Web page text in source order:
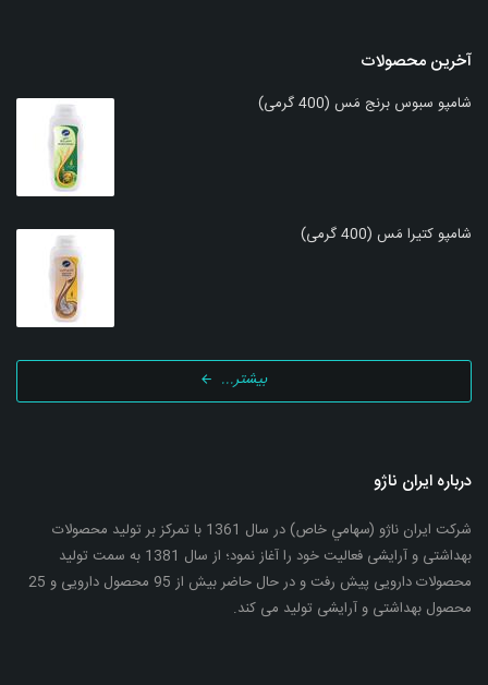
آخرین محصولات
شامپو سبوس برنج مَس (400 گرمی)
شامپو کتیرا مَس (400 گرمی)
بیشتر...
درباره ایران ناژو
شرکت ایران ناژو (سهامي خاص) در سال 1361 با تمرکز بر تولید محصولات
بهداشتی و آرایشی فعالیت خود را آغاز نمود؛ از سال 1381 به سمت تولید
محصولات دارویی پیش رفت و در حال حاضر بیش از 95 محصول دارویی و 25
محصول بهداشتی و آرایشی تولید می کند.